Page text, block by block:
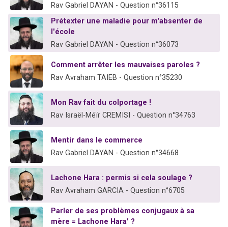
Rav Gabriel DAYAN - Question n°36115
Prétexter une maladie pour m'absenter de
l'école
Rav Gabriel DAYAN - Question n°36073
Comment arrêter les mauvaises paroles ?
Rav Avraham TAIEB - Question n°35230
Mon Rav fait du colportage !
Rav Israël-Méïr CREMISI - Question n°34763
Mentir dans le commerce
Rav Gabriel DAYAN - Question n°34668
Lachone Hara : permis si cela soulage ?
Rav Avraham GARCIA - Question n°6705
Parler de ses problèmes conjugaux à sa
mère = Lachone Hara' ?